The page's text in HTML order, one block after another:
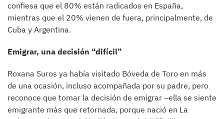
confiesa que el 80% están radicados en España,
mientras que el 20% vienen de fuera, principalmente, de
Cuba y Argentina.
Emigrar, una decisión “difícil”
Roxana Suros ya había visitado Bóveda de Toro en más
de una ocasión, incluso acompañada por su padre, pero
reconoce que tomar la decisión de emigrar –ella se siente
emigrante­ más que retornada, porque nació en La